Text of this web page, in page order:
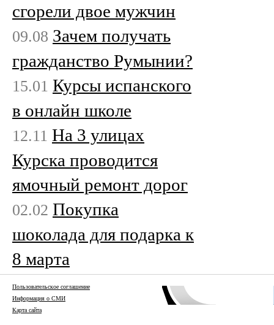
сгорели двое мужчин
09.08 Зачем получать
гражданство Румынии?
15.01 Курсы испанского
в онлайн школе
12.11 На 3 улицах
Курска проводится
ямочный ремонт дорог
02.02 Покупка
шоколада для подарка к
8 марта
Пользовательское соглашение
Информация о СМИ
Карта сайта